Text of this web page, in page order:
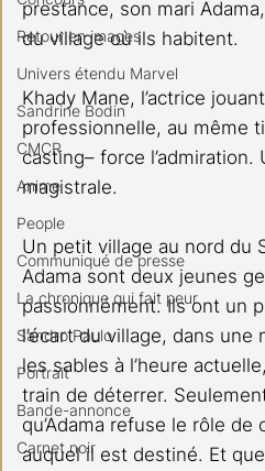
Retour en images
Univers étendu Marvel
Sandrine Bodin
CMCR
Anime
People
Communiqué de presse
La chronique qui fait peur
Sandro Paulo
Portrait
Bande-annonce
Carnet noir
prestance, son mari
du village où ils habitent.
Khady Mane, l’actrice
professionnelle, au même
casting– force
magistrale.
Un petit village au nord du
Adama sont deux jeunes
passionnément. Ils ont un
l’écart du village, dans une
les sables à l’heure
train de déterrer.
qu’Adama refuse le rôle
auquel il est destiné. Et